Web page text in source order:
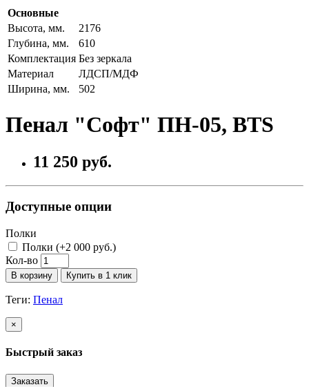
Основные
Высота, мм.
2176
Глубина, мм.
610
Комплектация Без зеркала
Материал
ЛДСП/МДФ
Ширина, мм.
502
Пенал "Софт" ПН-05, BTS
11 250 руб.
Доступные опции
Полки
Полки (+2 000 руб.)
Кол-во
В корзину Купить в 1 клик
Теги: Пенал
×
Быстрый заказ
Заказать